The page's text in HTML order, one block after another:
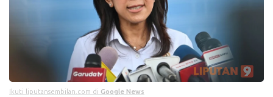
Ikuti liputansembilan.com di Google News